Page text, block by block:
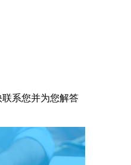
系您并为您解答